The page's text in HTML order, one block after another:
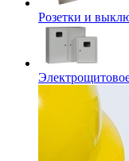
Розетки и